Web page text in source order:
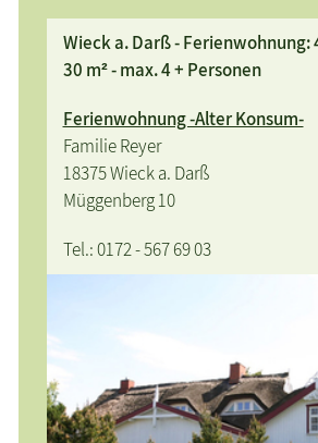
Wieck a. Darß - Ferienwohnung:
30 m² - max. 4 + Personen
Ferienwohnung -Alter Konsum-
Familie Reyer
18375 Wieck a. Darß
Müggenberg 10
Tel.: 0172 - 567 69 03